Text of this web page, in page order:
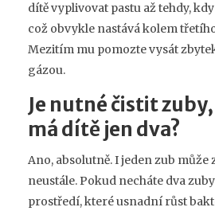
dítě vyplivovat pastu až tehdy,
což obvykle nastává kolem
Mezitím mu pomozte vysát
gázou.
Je nutné čistit
má dítě jen dva?
Ano, absolutně. I jeden zub může
neustále. Pokud necháte dva
prostředí, které usnadní růst